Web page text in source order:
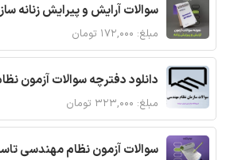
سوالات آرایش و پیرایش زنانه
مبلغ: ۱۷۲,۰۰۰ تومان
دانلود دفترچه سوالات آزمون
مبلغ: ۳۲۳,۰۰۰ تومان
سوالات آزمون نظام مهندسی